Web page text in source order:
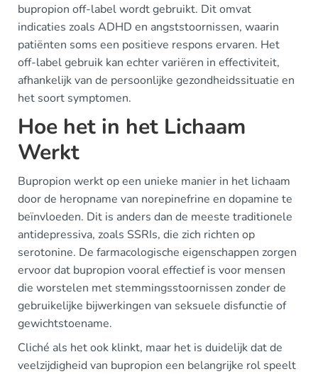
bupropion off-label wordt gebruikt. Dit omvat
indicaties zoals ADHD en angststoornissen, waarin
patiënten soms een positieve respons ervaren. Het
off-label gebruik kan echter variëren in effectiviteit,
afhankelijk van de persoonlijke gezondheidssituatie en
het soort symptomen.
Hoe het in het Lichaam
Werkt
Bupropion werkt op een unieke manier in het lichaam
door de heropname van norepinefrine en dopamine te
beïnvloeden. Dit is anders dan de meeste traditionele
antidepressiva, zoals SSRIs, die zich richten op
serotonine. De farmacologische eigenschappen zorgen
ervoor dat bupropion vooral effectief is voor mensen
die worstelen met stemmingsstoornissen zonder de
gebruikelijke bijwerkingen van seksuele disfunctie of
gewichtstoename.
Cliché als het ook klinkt, maar het is duidelijk dat de
veelzijdigheid van bupropion een belangrijke rol speelt